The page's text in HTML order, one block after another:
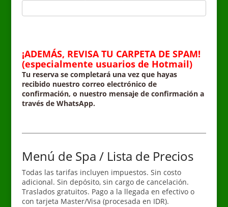
¡ADEMÁS, REVISA TU CARPETA DE SPAM!
(especialmente usuarios de Hotmail)
Tu reserva se completará una vez que hayas
recibido nuestro correo electrónico de
confirmación, o nuestro mensaje de confirmación a
través de WhatsApp.
Menú de Spa / Lista de Precios
Todas las tarifas incluyen impuestos. Sin costo
adicional. Sin depósito, sin cargo de cancelación.
Traslados gratuitos. Pago a la llegada en efectivo o
con tarjeta Master/Visa (procesada en IDR).